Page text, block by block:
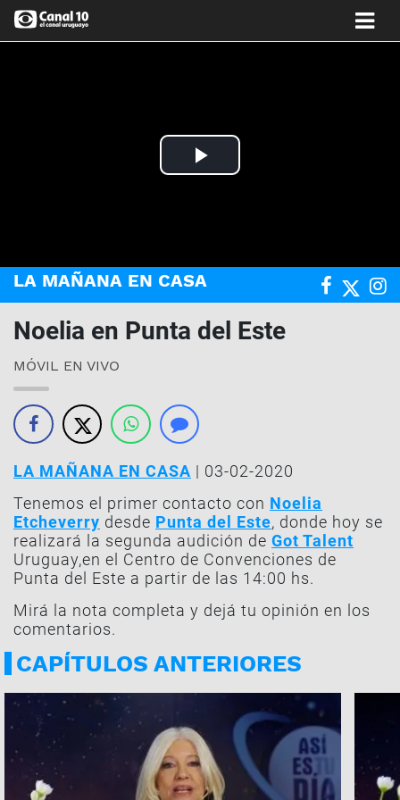
Play
LA MAÑANA EN CASA
Noelia en Punta del Este
MÓVIL EN VIVO
LA MAÑANA EN CASA | 03-02-2020
Tenemos el primer contacto con Noelia
Etcheverry desde Punta del Este, donde hoy se
realizará la segunda audición de Got Talent
Uruguay,en el Centro de Convenciones de
Punta del Este a partir de las 14:00 hs.
Mirá la nota completa y dejá tu opinión en los
comentarios.
CAPÍTULOS ANTERIORES